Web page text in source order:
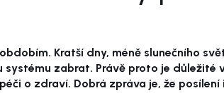
Kratší dny, méně slunečního
zabrat. Právě proto je důležité
o zdraví. Dobrá zpráva je, že